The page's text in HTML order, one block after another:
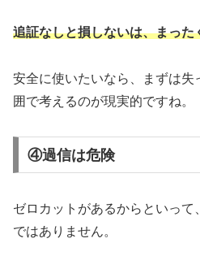
追証なしと損しないは、まった
安全に使いたいなら、まずは失
囲で考えるのが現実的ですね。
④過信は危険
ゼロカットがあるからといっ
ではありません。